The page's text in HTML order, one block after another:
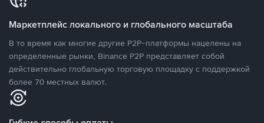
Маркетплейс локального и глобального масштаба
В то время как многие другие P2P-платформы нацелены на
определенные рынки, Binance P2P представляет собой
действительно глобальную торговую площадку с поддержкой
более 70 местных валют.